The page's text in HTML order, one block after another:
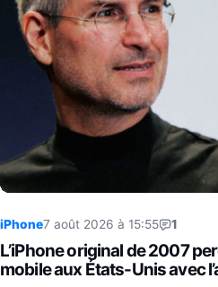
iPhone7 août 2026 à 15:55 1
L’iPhone original de 2007
mobile aux États-Unis avec